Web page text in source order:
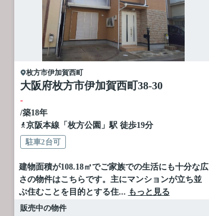
枚方市伊加賀西町
大阪府枚方市伊加賀西町38-30
-
/築18年
京阪本線「 枚方公園 」駅 徒歩19分
駐車2台可
建物面積が108.18㎡でご家族での生活にも十分な広
さの物件はこちらです。主にマンションが立ち並
ぶ住むことを目的とする住... もっと見る
販売中の物件